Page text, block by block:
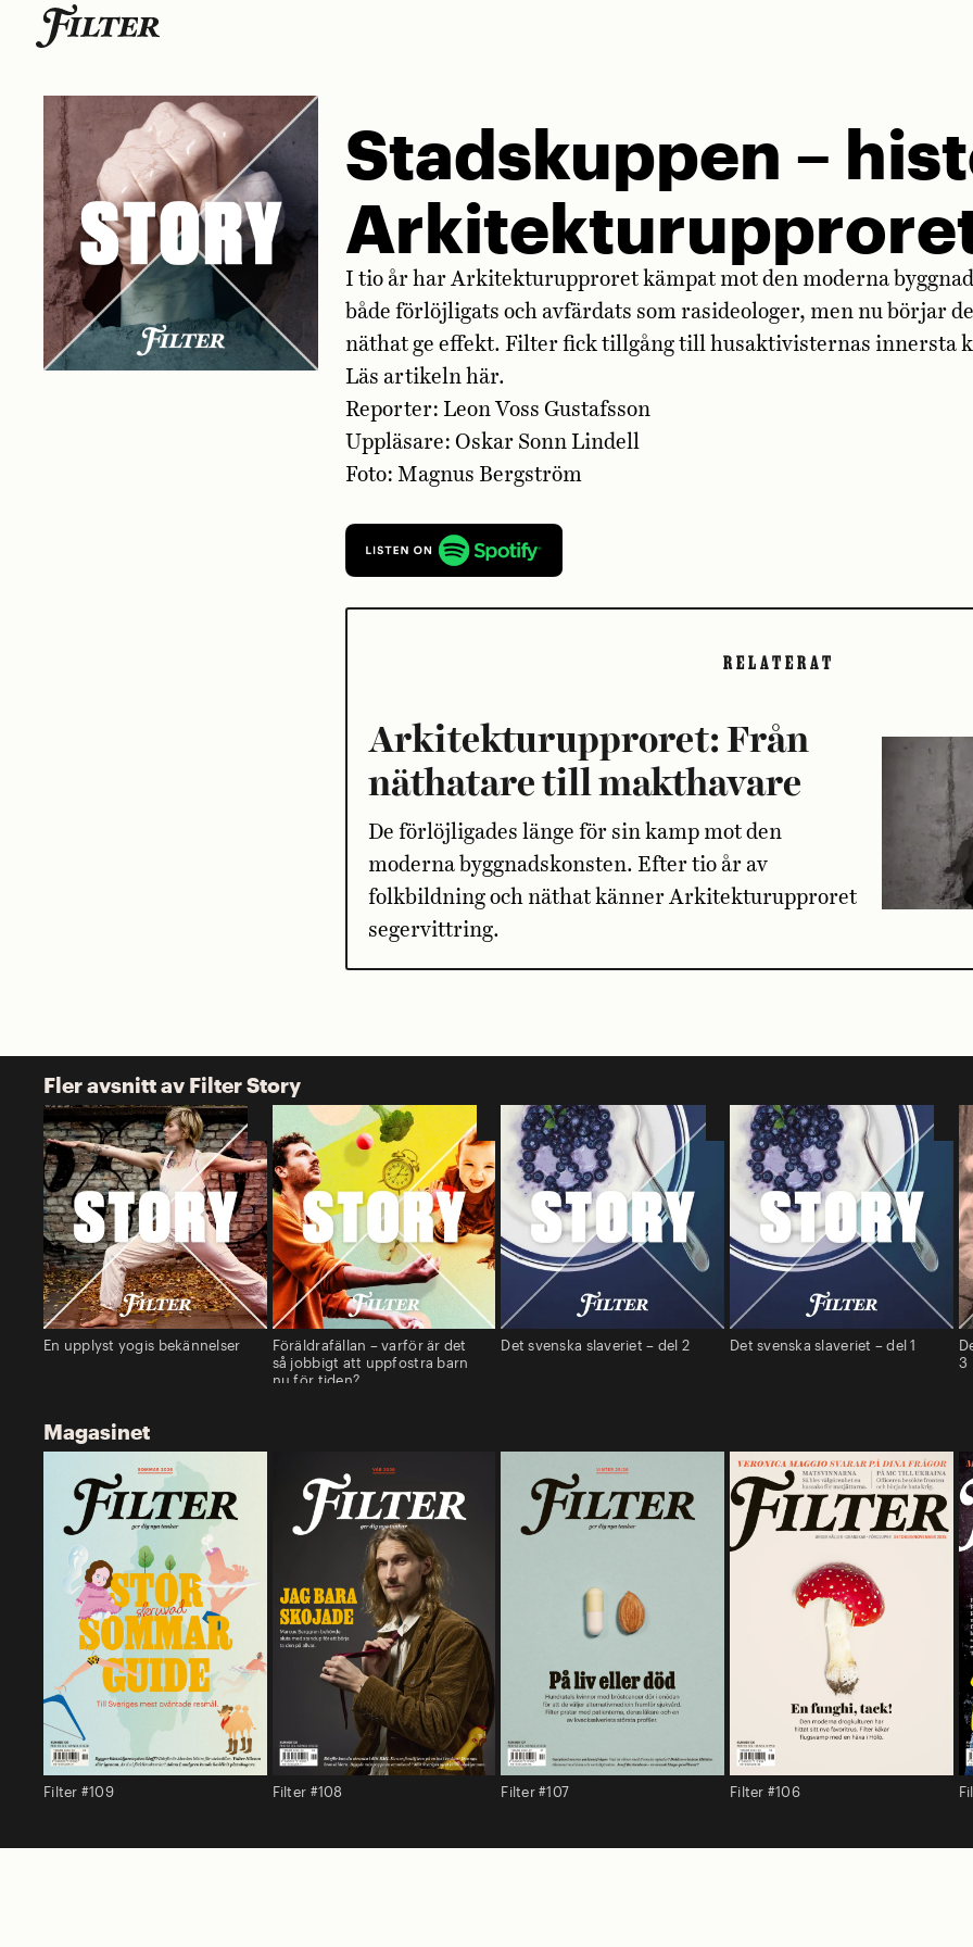
Stadskuppen –
I tio år har Arkitekturupproret kämpat mot den moderna
både förlöjligats och avfärdats som rasideologer, men nu börjar
näthat ge effekt. Filter fick tillgång till husaktivisternas innersta
Läs artikelnhär.
Reporter: Leon Voss Gustafsson
Uppläsare: Oskar Sonn Lindell
Foto: Magnus Bergström
RELATERAT
Arkitektur­upproret: Från
näthatare till makthavare
De förlöjligades länge för sin kamp mot den
moderna byggnadskonsten. Efter tio år av
folkbildning och näthat känner Arkitekturupproret
segervittring.
Fler avsnitt av Filter Story
En upplyst yogis bekännelser
Föräldrafällan – varför är det
så jobbigt att uppfostra barn
nu för tiden?
Det svenska slaveriet – del 2 Det svenska slaveriet – del 1
3
Magasinet
Filter #109 Filter #108 Filter #107 Filter #106